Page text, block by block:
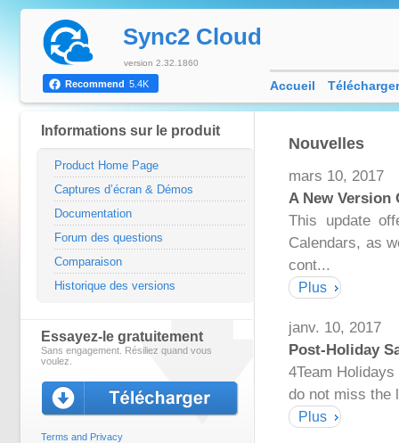
Nouvelles
mars 10, 2017
A New Version
This update
Calendars, as
cont...
Plus
janv. 10, 2017
Post-Holiday
4Team
do not miss the
Plus
Informations sur le produit
Product Home Page
Captures d’écran & Démos
Documentation
Forum des questions
Comparaison
Historique des versions
Essayez-le gratuitement
Sans engagement. Résiliez quand vous
voulez.
Terms and Privacy
Sync2 Cloud
version 2.32.1860
Accueil Télécharger
Recommend 5.4K